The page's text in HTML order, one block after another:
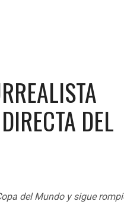
DEL
del Mundo y sigue